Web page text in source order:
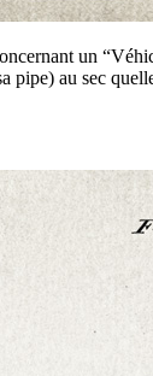
un
pipe) au sec